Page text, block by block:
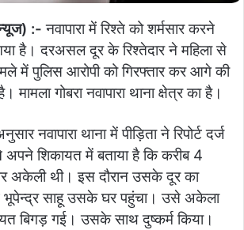
:- नवापारा में रिश्ते को शर्मसार करने
है। दरअसल दूर के रिश्तेदार ने महिला से
में पुलिस आरोपी को गिरफ्तार कर आगे की
मामला गोबरा नवापारा थाना क्षेत्र का है।
नवापारा थाना में पीड़िता ने रिपोर्ट दर्ज
अपने शिकायत में बताया है कि करीब 4
अकेली थी। इस दौरान उसके दूर का
भूपेन्द्र साहू उसके घर पहुंचा। उसे अकेला
बिगड़ गई। उसके साथ दुष्कर्म किया।